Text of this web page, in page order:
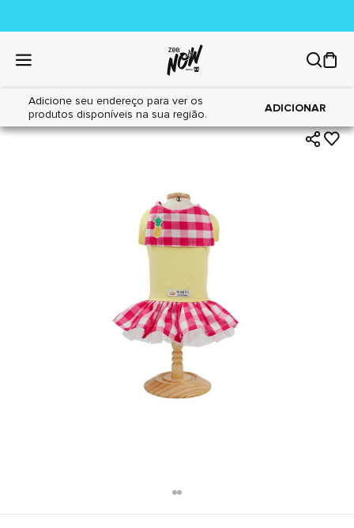
Adicione seu endereço para ver os
produtos disponíveis na sua região.
ADICIONAR
Home|Cães|Acessórios